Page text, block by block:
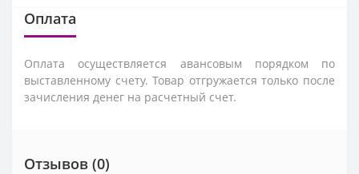
Оплата
Оплата осуществляется авансовым порядком по
выставленному счету. Товар отгружается только после
зачисления денег на расчетный счет.
Отзывов (0)